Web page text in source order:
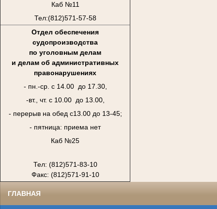
Каб №11
Тел:(812)571-57-58
Отдел обеспечения
судопроизводства
по уголовным делам
и делам об административных
правонарушениях
- пн.-ср. с 14.00 до 17.30,
-вт., чт. с 10.00 до 13.00,
- перерыв на обед с13.00 до 13-45;
- пятница: приема нет
Каб №25
Тел: (812)571-83-10
Факс: (812)571-91-10
ГЛАВНАЯ